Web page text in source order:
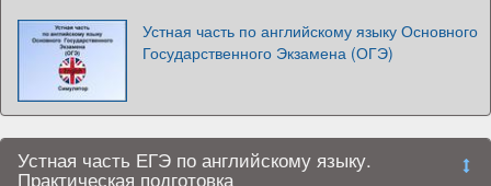
Устная часть по английскому языку Основного
Государственного Экзамена (ОГЭ)
Устная часть ЕГЭ по английскому языку.
Практическая подготовка